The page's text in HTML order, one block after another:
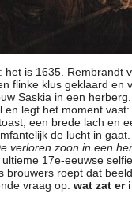
het is 1635. Rembrandt
flinke klus geklaard en
Saskia in een
en legt het moment vast:
een brede lach en
de lucht in
verloren zoon in een
17e-eeuwse
brouwers roept dat
vraag op: wat zat er
Recepten
Contact